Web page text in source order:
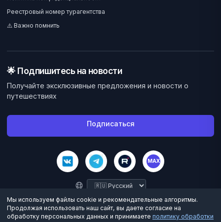
Реестровый номер турагентства
⚠️ Важно помнить
🌟 Подпишитесь на новости
Получайте эксклюзивные предложения и новости о
путешествиях
Подписаться
MAX
©2026Велес Вояж. Все права защищены.
Мы используем файлы cookie и рекомендательные алгоритмы.
Продолжая использовать наш сайт, вы даете согласие на
обработку персональных данных и принимаете политику обработки